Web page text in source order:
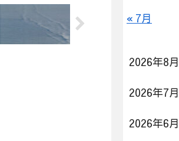
« 7月
2026年8月
2026年7月
2026年6月